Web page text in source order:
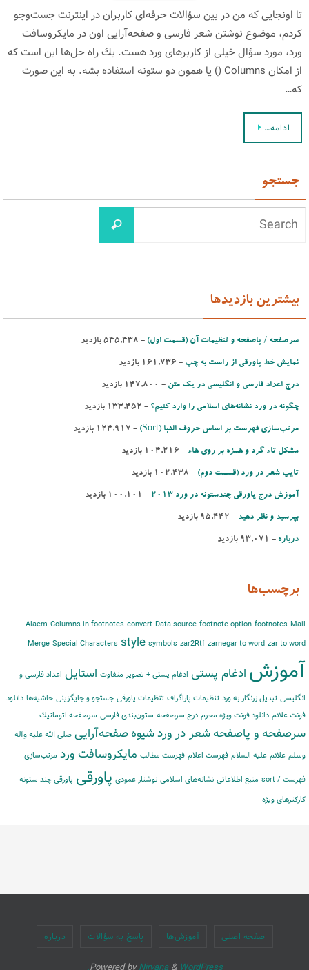
تا اونجایی كه من در بین سؤالات حرفه‌ای كاربران در اینترنت جست‌وجو
كردم، موضوع نوشتن شعر فارسی و صفحه‌آرایی اون در مایكروسافت
ورد، مورد سؤال خیلی از كاربرهای ورد هست. یك راه حل‌ها این است كه
از امكان Columns () یا همون دو ستونه استفاده بشه. به این صورت
كه…
ادامه…
جستجو
بیشترین بازدیدها
سرصفحه / پاصفحه و تنظیمات آن (قسمت اول) - ‌545,438 بازدید
نمایش خط پاورقی از راست به چپ - ‌161,736 بازدید
درج اعداد فارسی و انگلیسی در یك متن - ‌147,800 بازدید
چگونه در ورد نشانه‌های اسلامی را وارد کنیم؟ - ‌133,452 بازدید
مرتب‌‌سازی فهرست بر اساس حروف الفبا (Sort)‌ - ‌124,917 بازدید
مشكل تاء گرد و همزه بر روی هاء - ‌104,216 بازدید
تایپ شعر در ورد (قسمت دوم) - ‌102,438 بازدید
آموزش درج پاورقی چندستونه در ورد 2013 - ‌100,101 بازدید
بپرسید و نظر دهید - ‌95,442 بازدید
درباره - ‌93,071 بازدید
برچسب‌ها
Alaem Columns in footnotes convert Data source footnote option footnotes Mail
Merge Special Characters style symbols zar2Rtf zarnegar to word zar to word
آموزش ادغام پستی ادغام پستی + تصویر متفاوت استایل اعداد فارسی و
انگلیسی تبدیل زرنگار به ورد تنظیمات پاراگراف تنظیمات پاورقی جستجو و جایگزینی حاشیه‌‌ها دانلود
فونت علائم دانلود فونت ویژه محرم درج سرصفحه ستون‌بندی فارسی سرصفحه اتوماتیك
سرصفحه و پاصفحهشعر در وردشیوهصفحه‌آرایی صلی الله علیه وآله
وسلم علائم علیه السلام فهرست اعلام فهرست مطالب مایكروسافت ورد مرتب‌‌سازی
فهرست / sort منبع اطلاعاتی نشانه‌های اسلامی نوشتار عمودی پاورقی پاورقی چند ستونه
کارکترهای ویژه
صفحه اصلی آموزش‌ها پاسخ به سؤالات درباره